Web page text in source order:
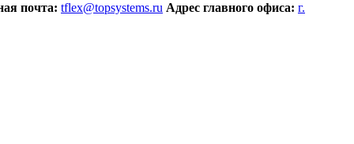
почта: tflex@topsystems.ru Адрес главного офиса: г.